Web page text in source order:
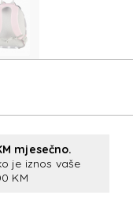
mjesečno.
je iznos vaše
KM